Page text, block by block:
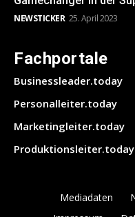
NEWSTICKER 25. April 2023
Fachportale
Businessleader.today
Personalleiter.today
Marketingleiter.today
Produktionsleiter.today
Mediadaten